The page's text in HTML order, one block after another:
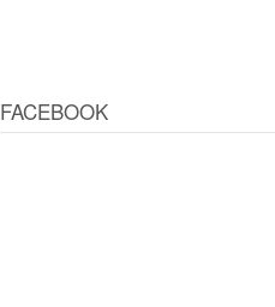
FACEBOOK